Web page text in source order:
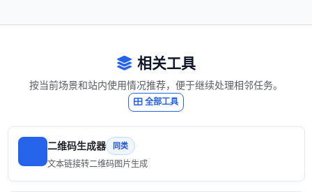
相关工具
按当前场景和站内使用情况推荐，便于继续处理相邻任务。
全部工具
二维码生成器 同类
文本链接转二维码图片生成